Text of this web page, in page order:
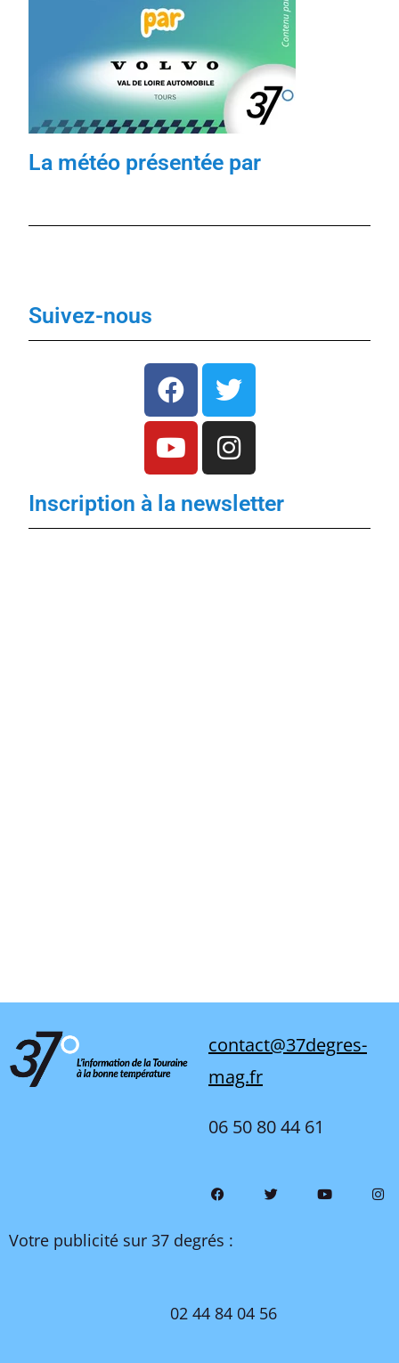
La météo présentée par
Suivez-nous
Inscription à la newsletter
contact@37degres-
mag.fr
06 50 80 44 61
Votre publicité sur 37 degrés :
02 44 84 04 56